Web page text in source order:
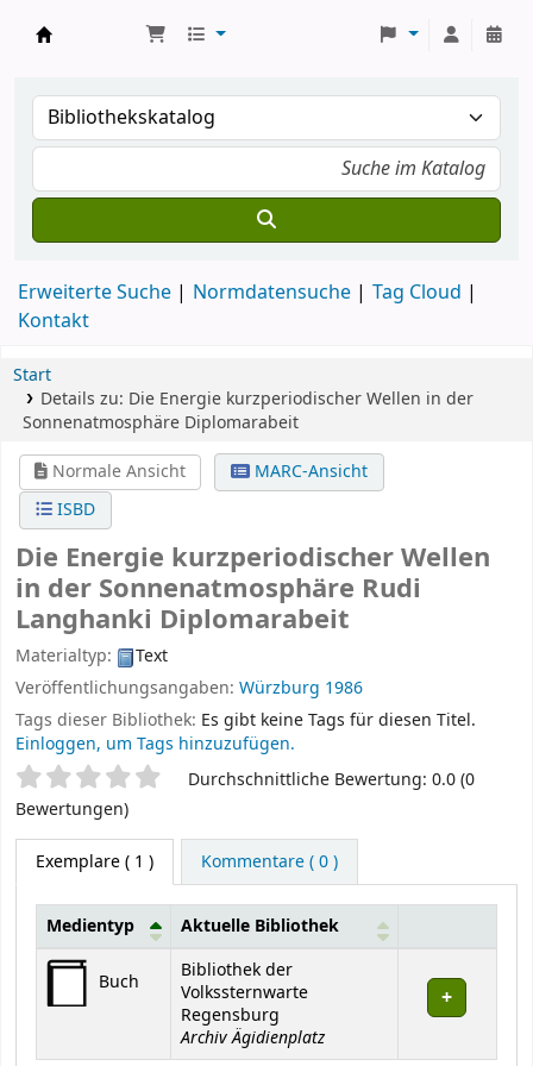
Erweiterte Suche Normdatensuche
Tag Cloud
Kontakt
Start
Details zu: Die Energie kurzperiodischer Wellen in der
Sonnenatmosphäre Diplomarabeit
Normale Ansicht
MARC-Ansicht
ISBD
Die Energie kurzperiodischer Wellen
in der Sonnenatmosphäre Rudi
Langhanki Diplomarabeit
Materialtyp:
Text
Veröffentlichungsangaben: Würzburg 1986
Tags dieser Bibliothek: Es gibt keine Tags für diesen Titel.
Einloggen, um Tags hinzuzufügen.
SternchenbewertungDurchschnittliche Bewertung: 0.0 (0
Bewertungen)
Exemplare( 1 ) Kommentare ( 0 )
Exemplare
Medientyp Aktuelle Bibliothek
Buch
Bibliothek der
Volkssternwarte
Regensburg
Archiv Ägidienplatz